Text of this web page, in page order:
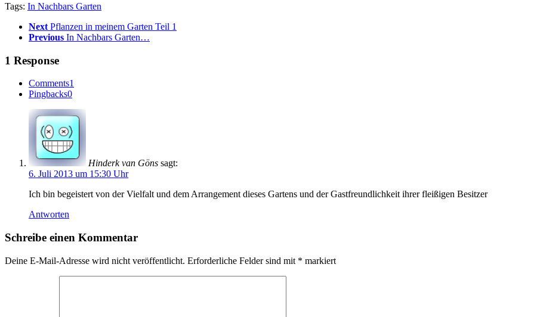
Tags: In Nachbars Garten
Next Pflanzen in meinem Garten Teil 1
Previous In Nachbars Garten…
1 Response
Comments1
Pingbacks0
Hinderk van Göns sagt:
6. Juli 2013 um 15:30 Uhr
Ich bin begeistert von der Vielfalt und dem Arrangement dieses Gartens und der Gastfreundlichkeit ihrer fleißigen Besitzer
Antworten
Schreibe einen Kommentar
Deine E-Mail-Adresse wird nicht veröffentlicht. Erforderliche Felder sind mit * markiert